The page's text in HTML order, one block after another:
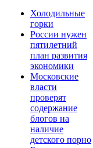
Холодильные
горки
России нужен
пятилетний
план развития
экономики
Московские
власти
проверят
содержание
блогов на
наличие
детского порно